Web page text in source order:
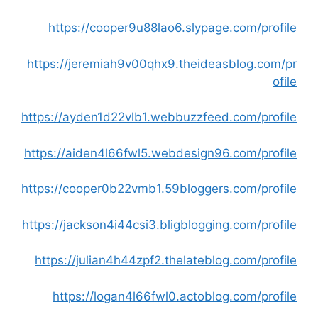
https://cooper9u88lao6.slypage.com/profile
https://jeremiah9v00qhx9.theideasblog.com/pr
ofile
https://ayden1d22vlb1.webbuzzfeed.com/profile
https://aiden4l66fwl5.webdesign96.com/profile
https://cooper0b22vmb1.59bloggers.com/profile
https://jackson4i44csi3.bligblogging.com/profile
https://julian4h44zpf2.thelateblog.com/profile
https://logan4l66fwl0.actoblog.com/profile